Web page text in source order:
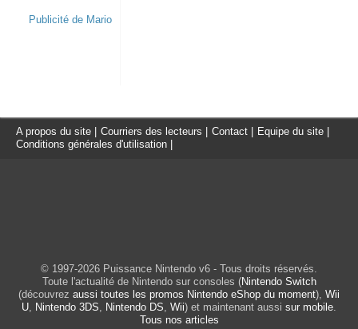
A propos du site Courriers des lecteurs Contact Equipe du site
Conditions générales d'utilisation
© 1997-2026 Puissance Nintendo v6 - Tous droits réservés.
Toute l'actualité de Nintendo sur consoles (Nintendo Switch
(découvrez aussi toutes les promos Nintendo eShop du moment), Wii
U, Nintendo 3DS, Nintendo DS, Wii) et maintenant aussi sur mobile.
Tous nos articles